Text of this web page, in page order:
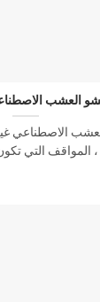
العشب
الاصطناعي
، المواقف التي